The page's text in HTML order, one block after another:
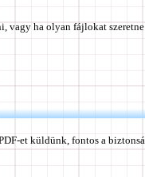
vagy ha olyan fájlokat
et küldünk, fontos a